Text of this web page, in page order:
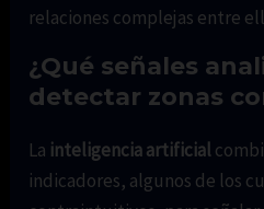
relaciones complejas entre
¿Qué señales
detectar zonas
La inteligencia artificial
indicadores, algunos de los